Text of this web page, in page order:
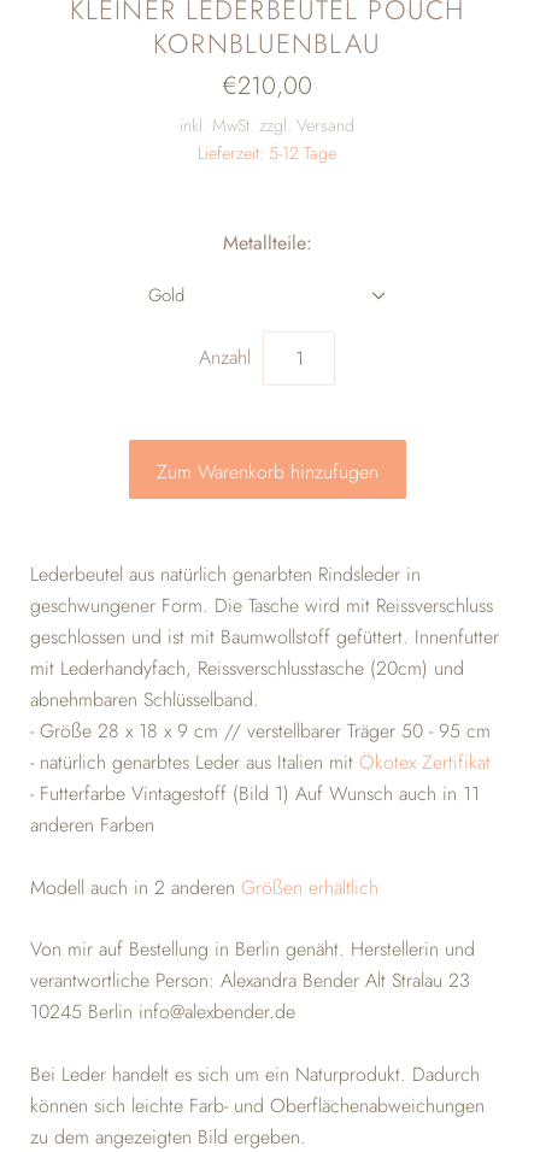
KLEINER LEDERBEUTEL POUCH
KORNBLUENBLAU
€210,00
inkl. MwSt. zzgl. Versand
Lieferzeit: 5-12 Tage
Metallteile:
Gold
Anzahl
Lederbeutel aus natürlich genarbten Rindsleder in
geschwungener Form. Die Tasche wird mit Reissverschluss
geschlossen und ist mit Baumwollstoff gefüttert. Innenfutter
mit Lederhandyfach, Reissverschlusstasche (20cm) und
abnehmbaren Schlüsselband.
- Größe 28 x 18 x 9 cm // verstellbarer Träger 50 - 95 cm
- natürlich genarbtes Leder aus Italien mit Ökotex Zertifikat
- Futterfarbe Vintagestoff (Bild 1) Auf Wunsch auch in 11
anderen Farben
Modell auch in 2 anderen Größen erhältlich
Von mir auf Bestellung in Berlin genäht. Herstellerin und
verantwortliche Person: Alexandra Bender Alt Stralau 23
10245 Berlin info@alexbender.de
Bei Leder handelt es sich um ein Naturprodukt. Dadurch
können sich leichte Farb- und Oberflächenabweichungen
zu dem angezeigten Bild ergeben.